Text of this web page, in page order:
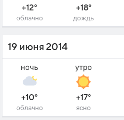
+12°
облачно
+18°
дождь
19 июня 2014
ночь
+10°
облачно
утро
+17°
ясно